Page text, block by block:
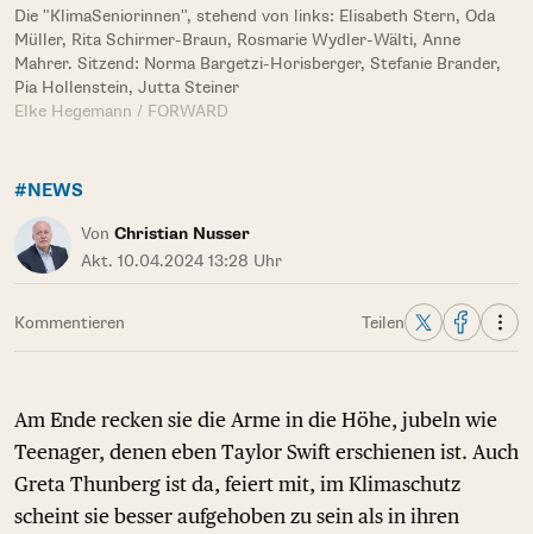
Die "KlimaSeniorinnen", stehend von links: Elisabeth Stern, Oda
Müller, Rita Schirmer-Braun, Rosmarie Wydler-Wälti, Anne
Mahrer. Sitzend: Norma Bargetzi-Horisberger, Stefanie Brander,
Pia Hollenstein, Jutta Steiner
Elke Hegemann / FORWARD
#NEWS
Von Christian Nusser
Akt. 10.04.2024 13:28 Uhr
Kommentieren Teilen
Am Ende recken sie die Arme in die Höhe, jubeln wie
Teenager, denen eben Taylor Swift erschienen ist. Auch
Greta Thunberg ist da, feiert mit, im Klimaschutz
scheint sie besser aufgehoben zu sein als in ihren